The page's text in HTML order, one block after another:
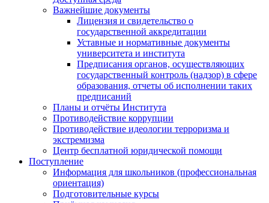
Важнейшие документы
Лицензия и свидетельство о
государственной аккредитации
Уставные и нормативные документы
университета и института
Предписания органов, осуществляющих
государственный контроль (надзор) в сфере
образования, отчеты об исполнении таких
предписаний
Планы и отчёты Института
Противодействие коррупции
Противодействие идеологии терроризма и
экстремизма
Центр бесплатной юридической помощи
Поступление
Информация для школьников (профессиональная
ориентация)
Подготовительные курсы